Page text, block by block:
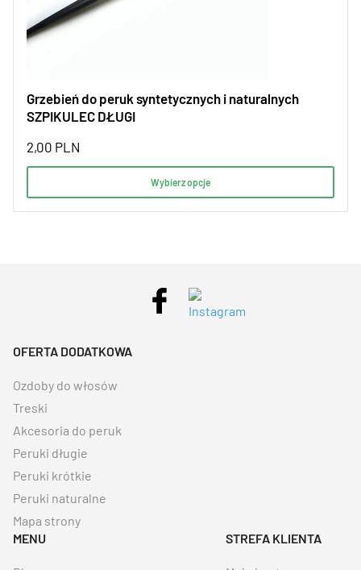
Grzebień do peruk syntetycznych i naturalnych
SZPIKULEC DŁUGI
2,00 PLN
Wybierz opcje
OFERTA DODATKOWA
Ozdoby do włosów
Treski
Akcesoria do peruk
Peruki długie
Peruki krótkie
Peruki naturalne
Mapa strony
MENU
STREFA KLIENTA